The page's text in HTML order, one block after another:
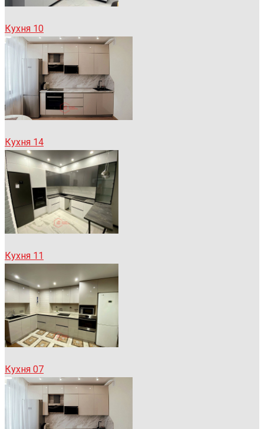
Кухня 10
Кухня 14
Кухня 11
Кухня 07